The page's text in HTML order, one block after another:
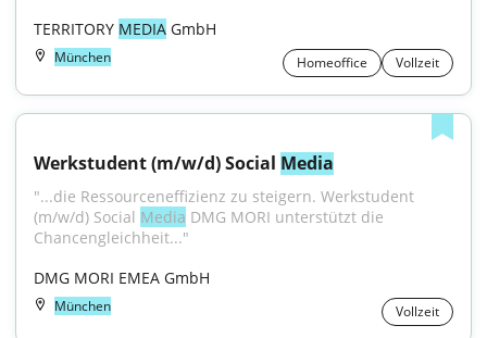
TERRITORY MEDIA GmbH
München Homeoffice Vollzeit
Werkstudent (m/w/d) Social Media
"...die Ressourceneffizienz zu steigern. Werkstudent
(m/w/d) Social Media DMG MORI unterstützt die
Chancengleichheit..."
DMG MORI EMEA GmbH
München Vollzeit